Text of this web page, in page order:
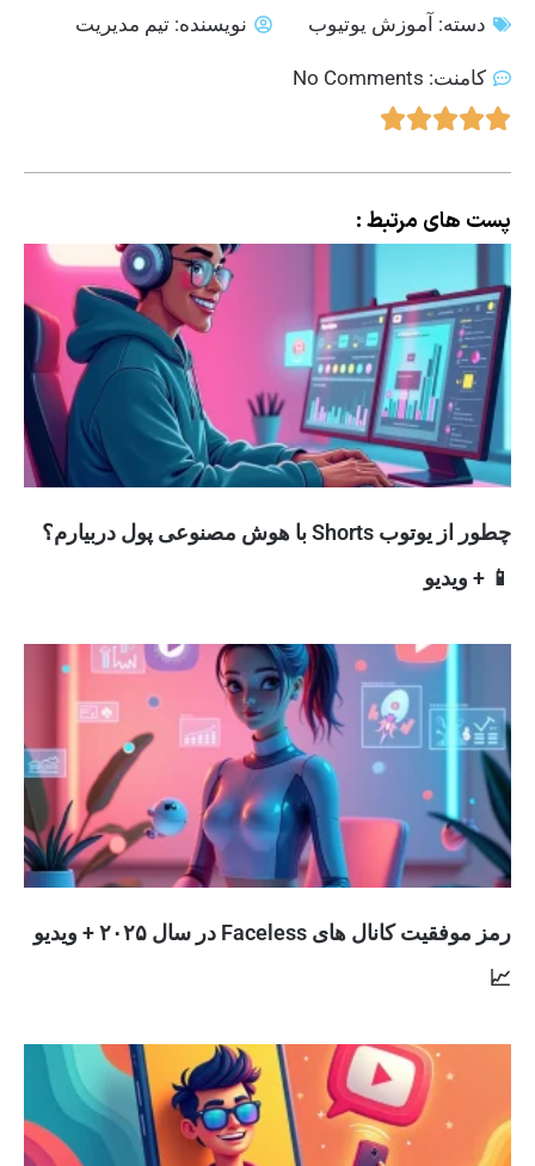
دسته: آموزش یوتیوب نویسنده: تیم مدیریت
کامنت:
پست های مرتبط :
چطور از یوتوب Shorts با هوش مصنوعی پول دربیارم؟
📱 + ویدیو
رمز موفقیت کانال های Faceless در سال ۲۰۲۵ + ویدیو
📈